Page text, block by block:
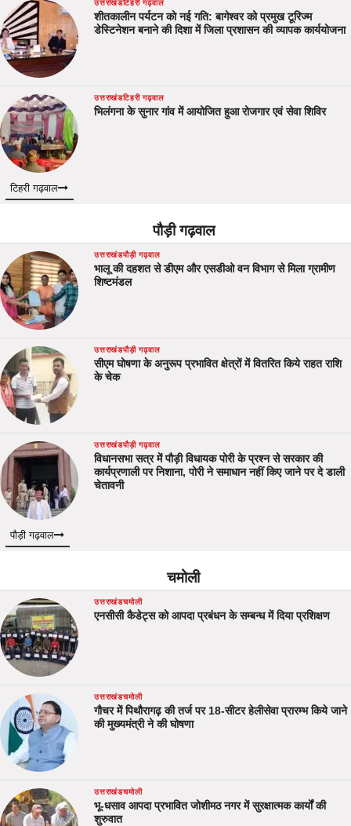
उत्तराखंडटिहरी गढ़वाल
शीतकालीन पर्यटन को नई गति: बागेश्वर को प्रमुख टूरिज्म
डेस्टिनेशन बनाने की दिशा में जिला प्रशासन की व्यापक कार्ययोजना
उत्तराखंडटिहरी गढ़वाल
भिलंगना के सुनार गांव में आयोजित हुआ रोजगार एवं सेवा शिविर
टिहरी गढ़वाल
पौड़ी गढ़वाल
उत्तराखंडपौड़ी गढ़वाल
भालू की दहशत से डीएम और एसडीओ वन विभाग से मिला ग्रामीण
शिष्टमंडल
उत्तराखंडपौड़ी गढ़वाल
सीएम घोषणा के अनुरूप प्रभावित क्षेत्रों में वितरित किये राहत राशि
के चेक
उत्तराखंडपौड़ी गढ़वाल
विधानसभा सत्र में पौड़ी विधायक पोरी के प्रश्न से सरकार की
कार्यप्रणाली पर निशाना, पोरी ने समाधान नहीं किए जाने पर दे डाली
चेतावनी
पौड़ी गढ़वाल
चमोली
उत्तराखंडचमोली
एनसीसी कैडेट्स को आपदा प्रबंधन के सम्बन्ध में दिया प्रशिक्षण
उत्तराखंडचमोली
गौचर में पिथौरागढ़ की तर्ज पर 18-सीटर हेलीसेवा प्रारम्भ किये जाने
की मुख्यमंत्री ने की घोषणा
उत्तराखंडचमोली
भू-धसाव आपदा प्रभावित जोशीमठ नगर में सुरक्षात्मक कार्यों की
शुरुवात